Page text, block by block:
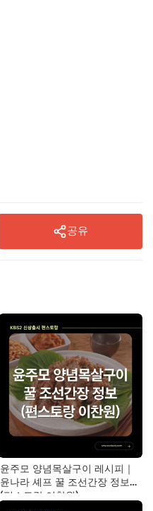
공유
윤주모 양념목살구이 레시피｜
윤나라 셰프 꿀 조선간장 정보
(편스토랑 이찬원)